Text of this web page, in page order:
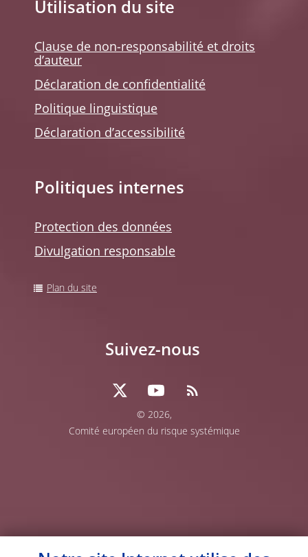
Utilisation du site
Clause de non-responsabilité et droits
d’auteur
Déclaration de confidentialité
Politique linguistique
Déclaration d’accessibilité
Politiques internes
Protection des données
Divulgation responsable
Plan du site
© 2026,
Comité européen du risque systémique
Suivez-nous